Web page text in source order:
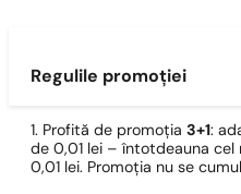
Regulile promoției
1. Profită de promoția 3+1:
de 0,01 lei – întotdeauna cel
0,01 lei. Promoția nu se